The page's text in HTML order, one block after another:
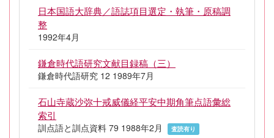
日本国語大辞典／語誌項目選定・執筆・原稿調
整
1992年4月
鎌倉時代語研究文献目録稿（三）
鎌倉時代語研究 12 1989年7月
石山寺蔵沙弥十戒威儀経平安中期角筆点語彙総
索引
訓点語と訓点資料 79 1988年2月 査読有り